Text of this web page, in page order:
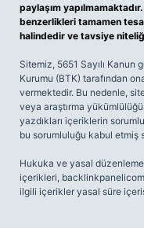
paylaşım
benzerlikleri tamamen
halindedir ve tavsiye
Sitemiz, 5651 Sayılı
Kurumu (BTK) tarafından
vermektedir. Bu nedenle,
veya araştırma
yazdıkları içeriklerin
bu sorumluluğu kabul etmiş
Hukuka ve yasal
içerikleri,
ilgili içerikler yasal süre